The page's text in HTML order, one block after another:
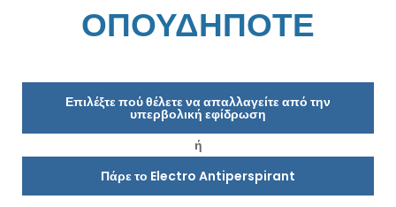
ΟΠΟΥΔΗΠΟΤΕ
Επιλέξτε πού θέλετε να απαλλαγείτε από την
υπερβολική εφίδρωση
ή
Πάρε το Electro Antiperspirant